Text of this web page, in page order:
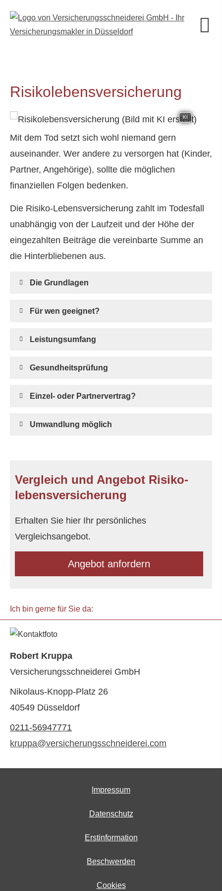
Risiko­lebens­ver­si­che­rung
KI
Mit dem Tod setzt sich wohl niemand gern
auseinander. Wer andere zu versorgen hat (Kinder,
Partner, Angehörige), sollte die möglichen
finanziellen Folgen bedenken.
Die Risiko-Lebensversicherung zahlt im Todesfall
unabhängig von der Laufzeit und der Höhe der
eingezahlten Beiträge die vereinbarte Summe an
die Hinterbliebenen aus.
Die Grundlagen
Für wen geeignet?
Leistungsumfang
Gesundheitsprüfung
Einzel- oder Partnervertrag?
Umwandlung möglich
Vergleich und Angebot Risiko­
lebens­ver­si­che­rung
Erhalten Sie hier Ihr persönliches
Vergleichsangebot.
An­ge­bot an­for­dern
Ich bin gerne für Sie da:
Robert Kruppa
Versicherungsschneiderei GmbH
Nikolaus-Knopp-Platz 26
40549 Düsseldorf
0211-56947771
kruppa@versicherungsschneiderei.com
Impressum
Datenschutz
Erstinformation
Beschwerden
Cookies